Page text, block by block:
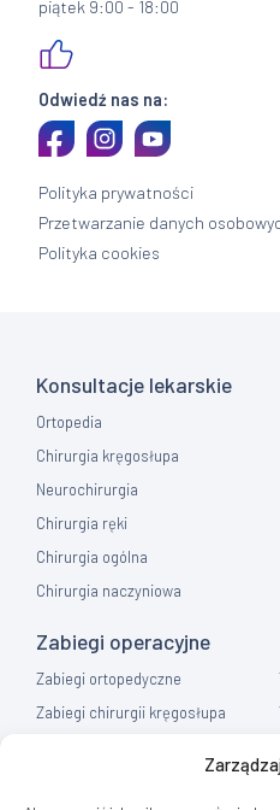
piątek 9:00 - 18:00
Odwiedź nas na:
Polityka prywatności
Przetwarzanie danych
Polityka cookies
Konsultacje lekarskie
Ortopedia
Chirurgia kręgosłupa
Neurochirurgia
Chirurgia ręki
Chirurgia ogólna
Chirurgia naczyniowa
Zabiegi operacyjne
Zabiegi ortopedyczne
Zabiegi chirurgii kręgosłupa